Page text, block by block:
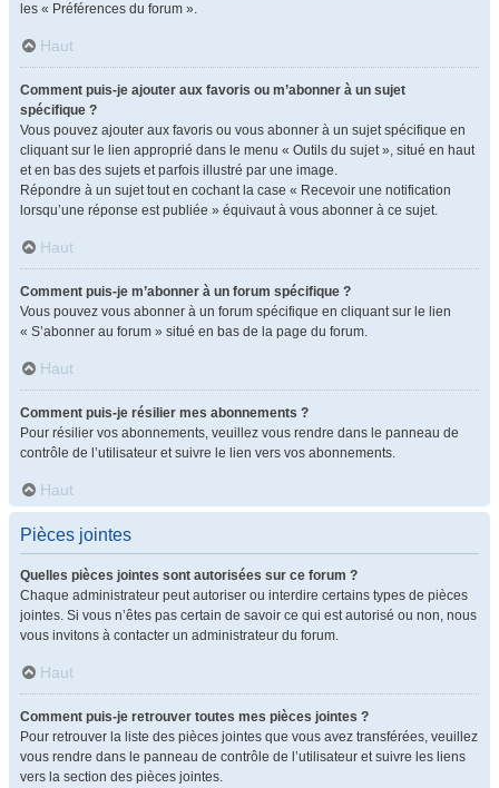
les « Préférences du forum ».
Haut
Comment puis-je ajouter aux favoris ou m’abonner à un sujet
spécifique ?
Vous pouvez ajouter aux favoris ou vous abonner à un sujet spécifique en
cliquant sur le lien approprié dans le menu « Outils du sujet », situé en haut
et en bas des sujets et parfois illustré par une image.
Répondre à un sujet tout en cochant la case « Recevoir une notification
lorsqu’une réponse est publiée » équivaut à vous abonner à ce sujet.
Haut
Comment puis-je m’abonner à un forum spécifique ?
Vous pouvez vous abonner à un forum spécifique en cliquant sur le lien
« S’abonner au forum » situé en bas de la page du forum.
Haut
Comment puis-je résilier mes abonnements ?
Pour résilier vos abonnements, veuillez vous rendre dans le panneau de
contrôle de l’utilisateur et suivre le lien vers vos abonnements.
Haut
Pièces jointes
Quelles pièces jointes sont autorisées sur ce forum ?
Chaque administrateur peut autoriser ou interdire certains types de pièces
jointes. Si vous n’êtes pas certain de savoir ce qui est autorisé ou non, nous
vous invitons à contacter un administrateur du forum.
Haut
Comment puis-je retrouver toutes mes pièces jointes ?
Pour retrouver la liste des pièces jointes que vous avez transférées, veuillez
vous rendre dans le panneau de contrôle de l’utilisateur et suivre les liens
vers la section des pièces jointes.